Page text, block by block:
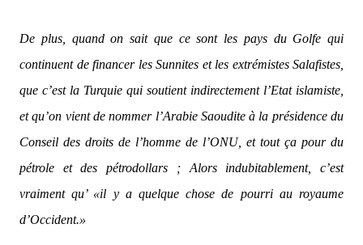
De plus, quand on sait que ce sont les pays du Golfe qui
continuent de financer les Sunnites et les extrémistes Salafistes,
que c’est la Turquie qui soutient indirectement l’Etat islamiste,
et qu’on vient de nommer l’Arabie Saoudite à la présidence du
Conseil des droits de l’homme de l’ONU, et tout ça pour du
pétrole et des pétrodollars ; Alors indubitablement, c’est
vraiment qu’ «il y a quelque chose de pourri au royaume
d’Occident.»